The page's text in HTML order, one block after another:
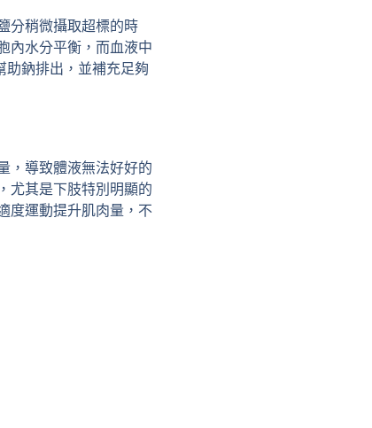
分稍微攝取超標的時
內水分平衡，而血液中
鈉排出，並補充足夠
，導致體液無法好好的
尤其是下肢特別明顯的
度運動提升肌肉量，不